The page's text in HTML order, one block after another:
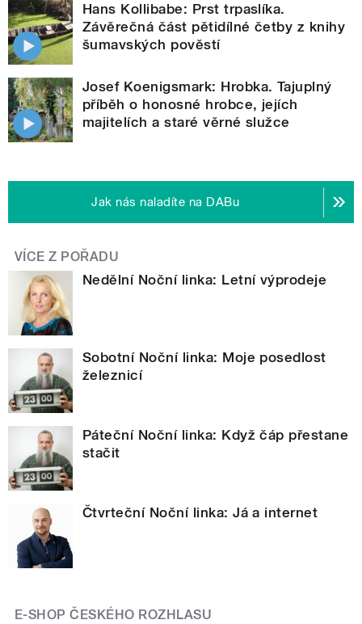
Hans Kollibabe: Prst trpaslíka.
Závěrečná část pětidílné četby z knihy
šumavských pověstí
Josef Koenigsmark: Hrobka. Tajuplný
příběh o honosné hrobce, jejích
majitelích a staré věrné služce
Jak nás naladíte na DABu
VÍCE Z POŘADU
Nedělní Noční linka: Letní výprodeje
Sobotní Noční linka: Moje posedlost
železnicí
Páteční Noční linka: Když čáp přestane
stačit
Čtvrteční Noční linka: Já a internet
E-SHOP ČESKÉHO ROZHLASU